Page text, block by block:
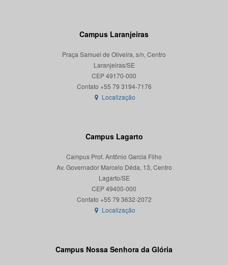
Campus Laranjeiras
Praça Samuel de Oliveira, s/n, Centro
Laranjeiras/SE
CEP 49170-000
Localização
Campus Lagarto
Campus Prof. Antônio Garcia Filho
Av. Governador Marcelo Déda, 13, Centro
Lagarto/SE
CEP 49400-000
Localização
Campus Nossa Senhora da Glória